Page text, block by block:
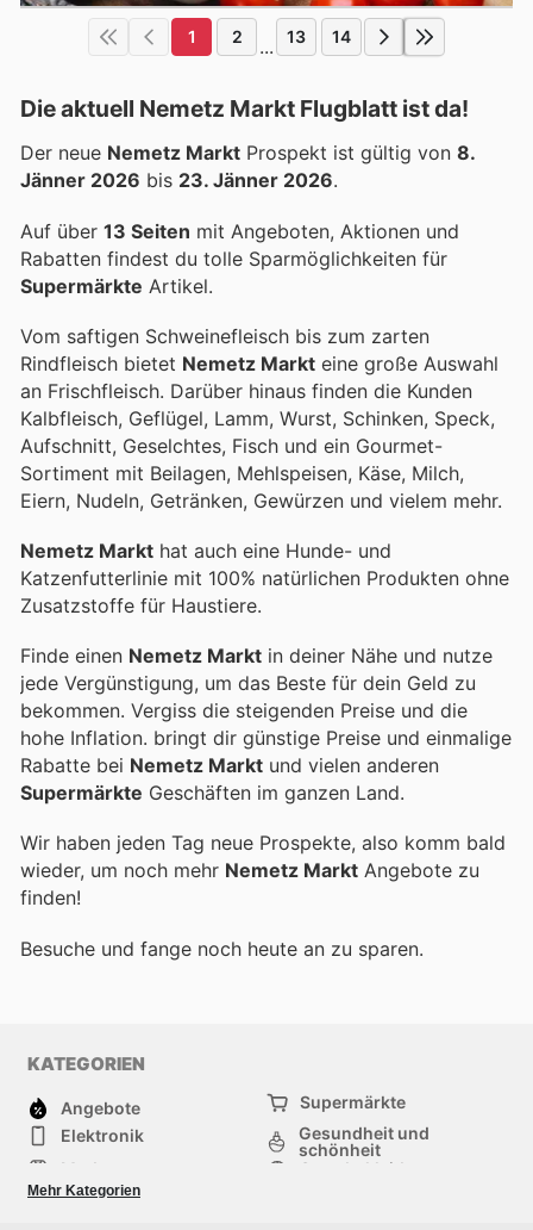
1 2 ... 13 14
Die aktuell Nemetz Markt Flugblatt ist da!
Der neue Nemetz Markt Prospekt ist gültig von 8.
Jänner 2026 bis 23. Jänner 2026.
Auf über 13 Seiten mit Angeboten, Aktionen und
Rabatten findest du tolle Sparmöglichkeiten für
Supermärkte Artikel.
Vom saftigen Schweinefleisch bis zum zarten
Rindfleisch bietet Nemetz Markt eine große Auswahl
an Frischfleisch. Darüber hinaus finden die Kunden
Kalbfleisch, Geflügel, Lamm, Wurst, Schinken, Speck,
Aufschnitt, Geselchtes, Fisch und ein Gourmet-
Sortiment mit Beilagen, Mehlspeisen, Käse, Milch,
Eiern, Nudeln, Getränken, Gewürzen und vielem mehr.
Nemetz Markt hat auch eine Hunde- und
Katzenfutterlinie mit 100% natürlichen Produkten ohne
Zusatzstoffe für Haustiere.
Finde einen Nemetz Markt in deiner Nähe und nutze
jede Vergünstigung, um das Beste für dein Geld zu
bekommen. Vergiss die steigenden Preise und die
hohe Inflation. bringt dir günstige Preise und einmalige
Rabatte bei Nemetz Markt und vielen anderen
Supermärkte Geschäften im ganzen Land.
Wir haben jeden Tag neue Prospekte, also komm bald
wieder, um noch mehr Nemetz Markt Angebote zu
finden!
Besuche und fange noch heute an zu sparen.
KATEGORIEN
Angebote
Supermärkte
Elektronik
Gesundheit und
schönheit
Mode
Sportbekleidung
Baumarkt
Mehr Kategorien